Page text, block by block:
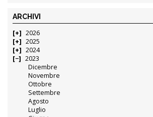
ARCHIVI
2026
2025
2024
2023
Dicembre
Novembre
Ottobre
Settembre
Agosto
Luglio